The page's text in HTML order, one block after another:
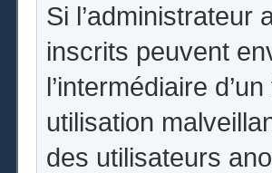
Si l’administrateur
inscrits peuvent
l’intermédiaire
utilisation
des utilisateurs